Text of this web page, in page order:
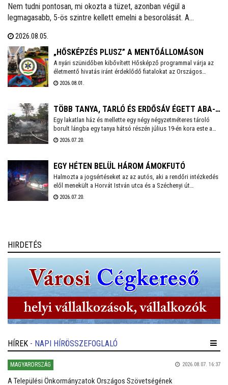
Nem tudni pontosan, mi okozta a tüzet, azonban végül a
legmagasabb, 5-ös szintre kellett emelni a besorolását. A
kockázatott jelentett - tájékoztatott közösségi oldalán dr. Cser-
Palkovics András polgármester. A környék két utcáiból hatvanegy
embert menekítettek ki, őket már visszaengedték otthonukba.
2026.08.05.
„HŐSKÉPZÉS PLUSZ” A MENTŐÁLLOMÁSON
A nyári szünidőben kibővített Hősképző programmal várja az
életmentő hivatás iránt érdeklődő fiatalokat az Országos
Mentőszolgálat. Életmentő kiképzés, élményprogram,
program, amelyre előzetesen kell jelentkezni a
czako.attila@mentok.hu email címen.
2026.08.01.
TÖBB TANYA, TARLÓ ÉS ERDŐSÁV ÉGETT ABA-
BELSŐBÁRÁNDNÁL
Egy lakatlan ház és mellette egy négy négyzetméteres tároló
borult lángba egy tanya hátsó részén július 19-én kora este a
63-as főút mellett, Aba-Belsőbárándnál. Az erős szélben a tűz
tárolt lom is meggyulladt.
2026.07.20.
EGY HÉTEN BELÜL HÁROM ÁMOKFUTÓ
Halmozta a jogsértéseket az az autós, aki a rendőri intézkedés
elől menekült a Horvát István utca és a Széchenyi út
kereszteződésétől. Végül több rendőri egység összehangolt
2026.07.20.
HIRDETÉS
HÍREK - NAPI HÍRÖSSZEFOGLALÓ
MAGYARORSZÁG 2026.08.07. 16:37
A Települési Önkormányzatok Országos Szövetségének